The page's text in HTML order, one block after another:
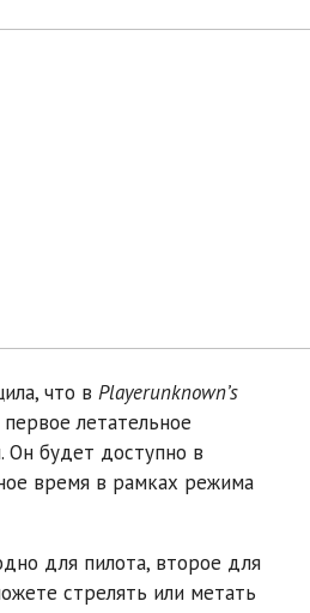
что в Playerunknown’s
летательное
Он будет доступно в
время в рамках режима
для пилота, второе для
стрелять или метать